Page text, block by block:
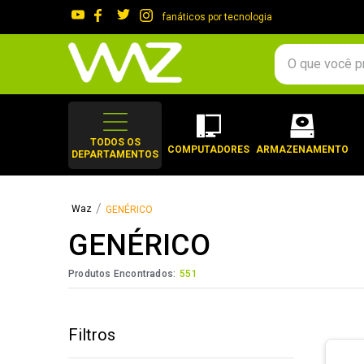
fanáticos por tecnologia
O que você procura?
TODOS OS
DEPARTAMENTOS
COMPUTADORES ARMAZENAMENTO
GENÉRICO
GENÉRICO
Produtos Encontrados: 551
Filtros
gabinete
2º
keychron
9º